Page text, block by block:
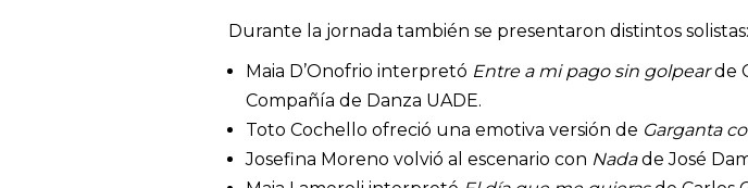
Durante la jornada también se presentaron distintos solistas:
Maia D’Onofrio interpretó Entre a mi pago sin golpearde
Compañía de Danza UADE.
Toto Cochello ofreció una emotiva versión de Garganta
Josefina Moreno volvió al escenario con Nadade José